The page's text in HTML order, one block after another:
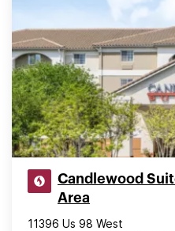
Candlewood
Area
11396 Us 98 West